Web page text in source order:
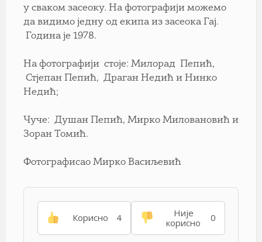
у сваком засеоку. На фотографији можемо
да видимо једну од екипа из засеока Гај.
Година је 1978.
На фотографији стоје: Милорад Пепић,
Стјепан Пепић, Драган Недић и Нинко
Недић;
Чуче: Душан Пепић, Мирко Миловановић и
Зоран Томић.
Фотографисао Мирко Васиљевић
Корисно 4
Није
корисно
0